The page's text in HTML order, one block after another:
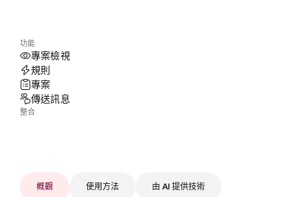
功能
專案檢視
規則
專案
傳送訊息
整合
概觀 使用方法 由 AI 提供技術